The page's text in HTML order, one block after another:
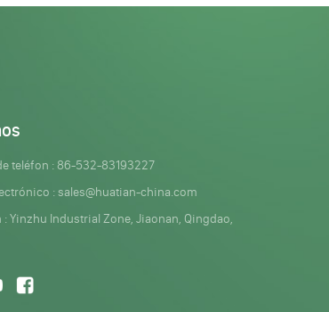
teléfon : 86-532-83193227
:sales@huatian-china.com
Yinzhu Industrial Zone, Jiaonan, Qingdao,